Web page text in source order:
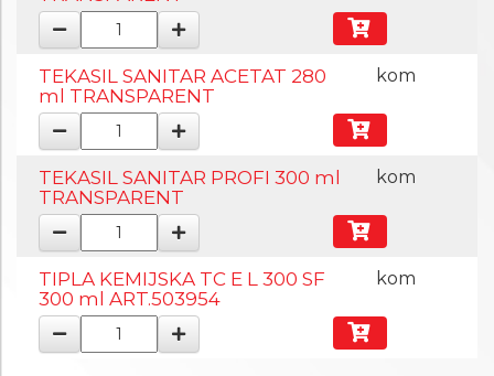
TEKASIL SANITAR ACETAT 280
ml TRANSPARENT
kom
TEKASIL SANITAR PROFI 300 ml
TRANSPARENT
kom
TIPLA KEMIJSKA TC E L 300 SF
300 ml ART.503954
kom